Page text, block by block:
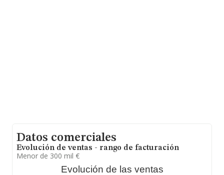
Datos comerciales
Evolución de ventas - rango de facturación
Menor de 300 mil €
Evolución de las ventas